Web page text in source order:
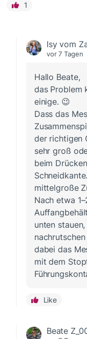
1
Isy vom
vor 7 Tagen
Hallo Beate,
das Problem
einige. 😉
Dass das
der richtigen
sehr groß
beim
mittelgroße
Nach etwa
unten
dabei das
mit dem
Like
Beate